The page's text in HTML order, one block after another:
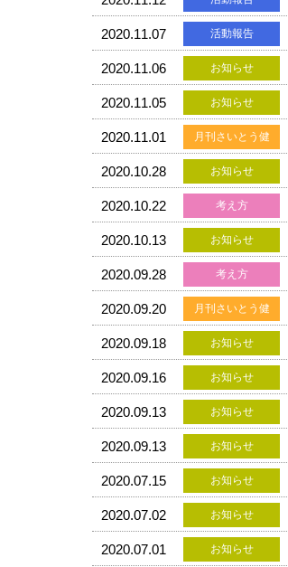
2020.11.07 活動報告
2020.11.06 お知らせ
2020.11.05 お知らせ
2020.11.01 月刊さいとう健
2020.10.28 お知らせ
2020.10.22 考え方
2020.10.13 お知らせ
2020.09.28 考え方
2020.09.20 月刊さいとう健
2020.09.18 お知らせ
2020.09.16 お知らせ
2020.09.13 お知らせ
2020.09.13 お知らせ
2020.07.15 お知らせ
2020.07.02 お知らせ
2020.07.01 お知らせ